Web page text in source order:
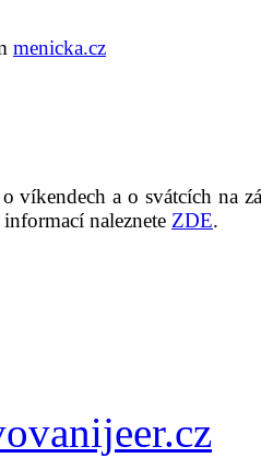
menicka.cz
víkendech a o svátcích na
naleznete ZDE.